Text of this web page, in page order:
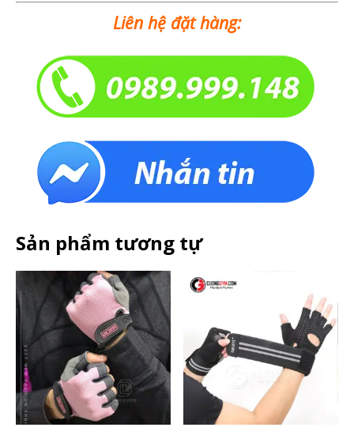
Liên hệ đặt hàng:
Sản phẩm tương tự